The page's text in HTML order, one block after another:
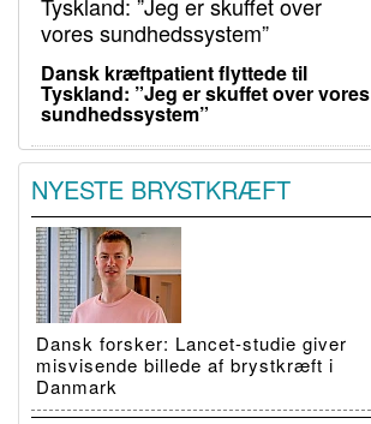
Dansk kræftpatient flyttede til
Tyskland: ”Jeg er skuffet over vores
sundhedssystem”
NYESTE BRYSTKRÆFT
Dansk forsker: Lancet-studie giver
misvisende billede af brystkræft i
Danmark